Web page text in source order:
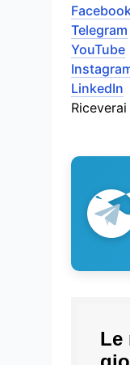
Telegram
YouTube
LinkedIn